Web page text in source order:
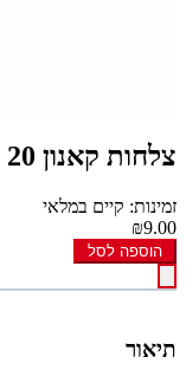
צלחות קאנון 20 ס"מ - 5 יחידות
זמינות: קיים במלאי
₪9.00
הוספה לסל
תיאור